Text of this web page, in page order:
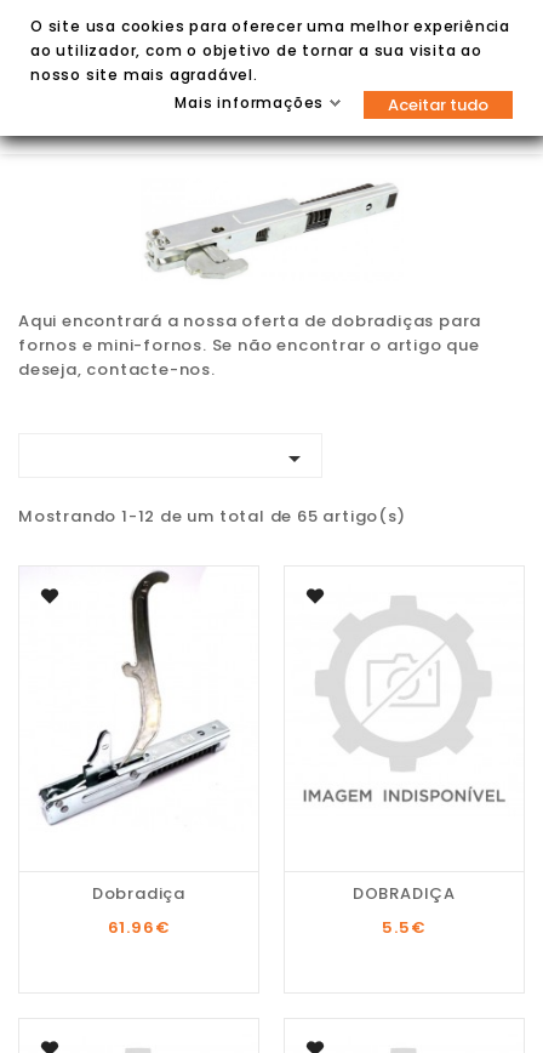

Aqui encontrará a nossa oferta de dobradiças para
fornos e mini-fornos. Se não encontrar o artigo que
deseja, contacte-nos.

Mostrando 1-12 de um total de 65 artigo(s)
Dobradiça
61.96€
DOBRADIÇA
5.5€
O site usa cookies para oferecer uma melhor experiência
ao utilizador, com o objetivo de tornar a sua visita ao
nosso site mais agradável.
Mais informações
Aceitar tudo